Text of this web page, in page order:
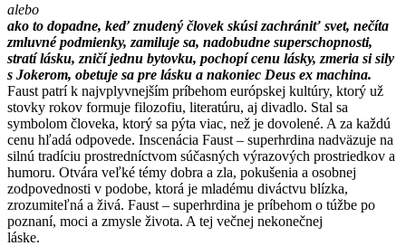
alebo
ako to dopadne, keď znudený človek skúsi zachrániť svet, nečíta
zmluvné podmienky, zamiluje sa, nadobudne superschopnosti,
stratí lásku, zničí jednu bytovku, pochopí cenu lásky, zmeria si sily
s Jokerom, obetuje sa pre lásku a nakoniec Deus ex machina.
Faust patrí k najvplyvnejším príbehom európskej kultúry, ktorý už
stovky rokov formuje filozofiu, literatúru, aj divadlo. Stal sa
symbolom človeka, ktorý sa pýta viac, než je dovolené. A za každú
cenu hľadá odpovede. Inscenácia Faust – superhrdina nadväzuje na
silnú tradíciu prostredníctvom súčasných výrazových prostriedkov a
humoru. Otvára veľké témy dobra a zla, pokušenia a osobnej
zodpovednosti v podobe, ktorá je mladému diváctvu blízka,
zrozumiteľná a živá. Faust – superhrdina je príbehom o túžbe po
poznaní, moci a zmysle života. A tej večnej nekonečnej
láske.